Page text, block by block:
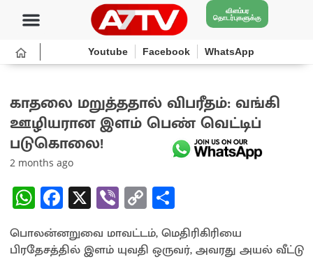
விளம்பர
தொடர்புகளுக்கு
Youtube Facebook WhatsApp
காதலை மறுத்ததால் விபரீதம்: வங்கி
ஊழியரான இளம் பெண் வெட்டிப்
படுகொலை!
2 months ago
W
h
at
Fa
ce
b
X Vi
b
er
C
o
py
h
ar
பொலன்னறுவை மாவட்டம், மெதிரிகிரியை
பிரதேசத்தில் இளம் யுவதி ஒருவர், அவரது அயல் வீட்டு